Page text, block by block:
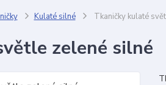
Kulaté silné Tkaničky kulaté
zelené silné